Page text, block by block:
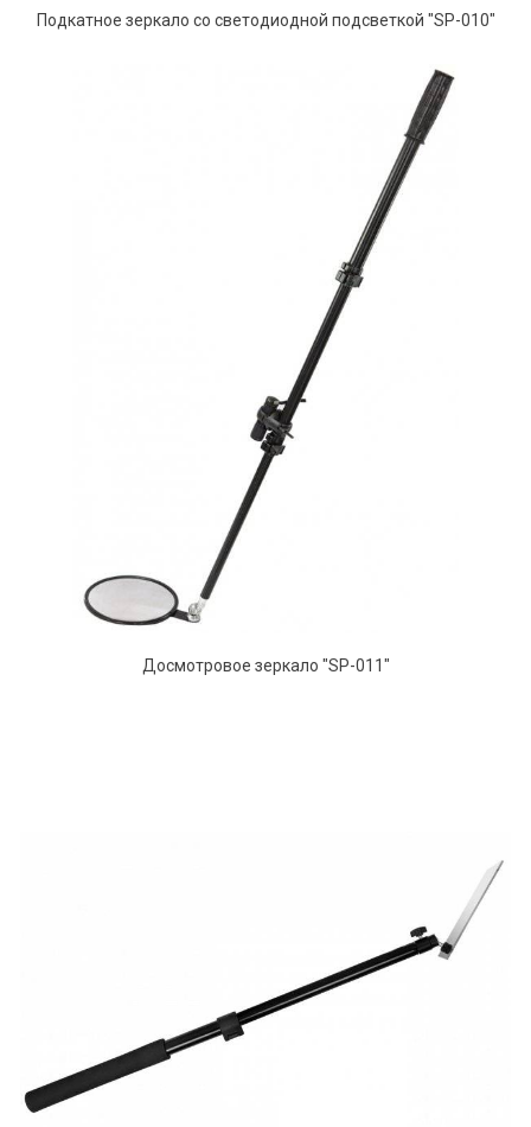
Подкатное зеркало со светодиодной подсветкой "SP-010"
Досмотровое зеркало "SP-011"